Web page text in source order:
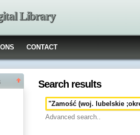
Library
CONTACT
Search results
Advanced search..